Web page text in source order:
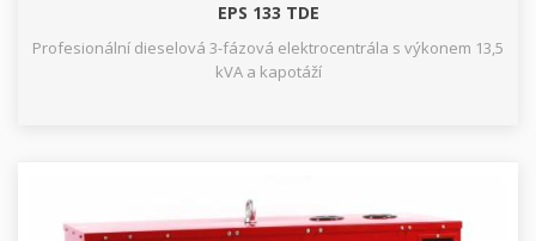
EPS 133 TDE
Profesionální dieselová 3-fázová elektrocentrála s výkonem 13,5
kVA a kapotáží